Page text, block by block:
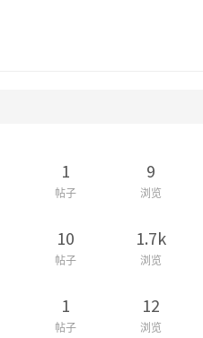
1
帖子
9
浏览
10
帖子
1.7k
浏览
1
帖子
12
浏览